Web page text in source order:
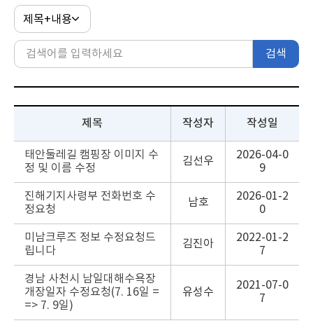
검색
제목 작성자 작성일
태안둘레길 캠핑장 이미지 수
정 및 이름 수정
김선우
2026-04-0
9
진해기지사령부 전화번호 수
정요청
남호
2026-01-2
0
미남크루즈 정보 수정요청드
립니다
김진아
2022-01-2
7
경남 사천시 남일대해수욕장
개장일자 수정요청(7. 16일 =
=> 7. 9일)
유성수
2021-07-0
7